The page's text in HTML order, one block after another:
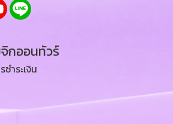
กออนทัวร์
ำระเงิน